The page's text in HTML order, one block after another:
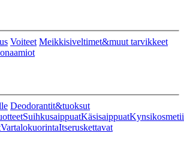
Voiteet Meikkisiveltimet&muut tarvikkeet
Deodorantit&tuoksut
SuihkusaippuatKäsisaippuat
VartalokuorintaItseruskettavat